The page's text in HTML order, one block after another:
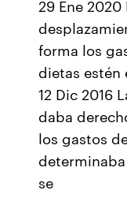
29 Ene
forma los
dietas estén
12 Dic 2016
daba
los gastos
se